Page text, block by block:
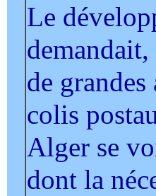
Le
de
colis
Alger se
dont la